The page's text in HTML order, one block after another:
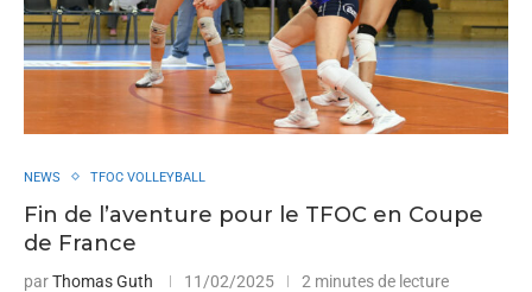
NEWS TFOC VOLLEYBALL
Fin de l’aventure pour le TFOC en Coupe
de France
parThomas Guth 11/02/2025 2 minutes de lecture